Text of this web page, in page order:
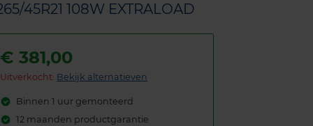
45R21 108W EXTRALOAD
€381,00
Uitverkocht: Bekijk alternatieven
Binnen 1 uur gemonteerd
12 maanden productgarantie